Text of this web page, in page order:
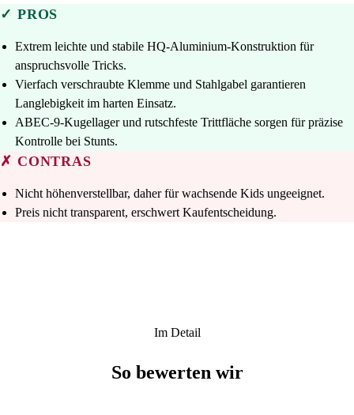
✓ PROS
Extrem leichte und stabile HQ-Aluminium-Konstruktion für
anspruchsvolle Tricks.
Vierfach verschraubte Klemme und Stahlgabel garantieren
Langlebigkeit im harten Einsatz.
ABEC-9-Kugellager und rutschfeste Trittfläche sorgen für präzise
Kontrolle bei Stunts.
✗ CONTRAS
Nicht höhenverstellbar, daher für wachsende Kids ungeeignet.
Preis nicht transparent, erschwert Kaufentscheidung.
Im Detail
So bewerten wir